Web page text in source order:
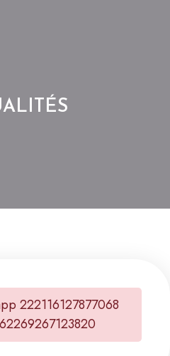
222116127877068